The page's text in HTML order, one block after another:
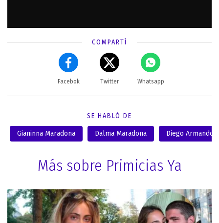
COMPARTÍ
Facebok Twitter Whatsapp
SE HABLÓ DE
Gianinna Maradona Dalma Maradona Diego Armando
Más sobre Primicias Ya